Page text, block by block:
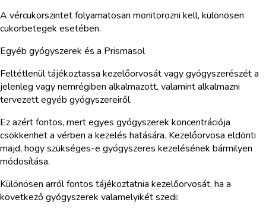
A vércukorszintet folyamatosan monitorozni kell, különösen
cukorbetegek esetében.
Egyéb gyógyszerek és a Prismasol
Feltétlenül tájékoztassa kezelőorvosát vagy gyógyszerészét a
jelenleg vagy nemrégiben alkalmazott, valamint alkalmazni
tervezett egyéb gyógyszereiről.
Ez azért fontos, mert egyes gyógyszerek koncentrációja
csökkenhet a vérben a kezelés hatására. Kezelőorvosa eldönti
majd, hogy szükséges-e gyógyszeres kezelésének bármilyen
módosítása.
Különösen arról fontos tájékoztatnia kezelőorvosát, ha a
következő gyógyszerek valamelyikét szedi: